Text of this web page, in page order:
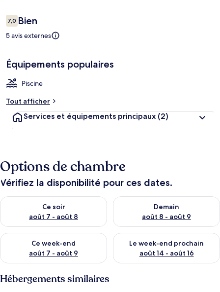
Avis
voyageurs
7,07,0 sur 10
Bien
5 avis externes
Équipements populaires
Piscine
Tout afficher
Services et équipements principaux (2)
Options de chambre
Vérifiez la disponibilité pour ces dates.
Ce soir
août 7 - août 8
Vérifier la disponibilité pour ce soir août 7 - août 8
Demain
août 8 - août 9
Vérifier la disponibilité pour
Ce week-end
août 7 - août 9
Vérifier la disponibilité pour ce week-end août 7 - août 9
Le week-end prochain
août 14 - août 16
Vérifier la disponibilité pour
Hébergements similaires